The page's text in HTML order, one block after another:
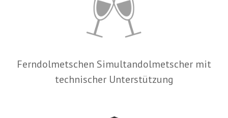
Ferndolmetschen Simultandolmetscher mit
technischer Unterstützung